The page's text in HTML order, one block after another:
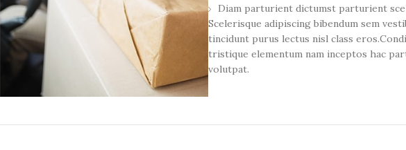
Diam parturient dictumst parturient
Scelerisque adipiscing bibendum sem
tincidunt purus lectus nisl class
tristique elementum nam inceptos hac
volutpat.